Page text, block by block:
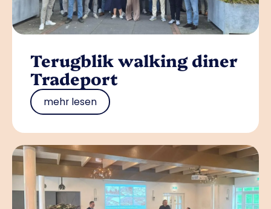
Terugblik walking diner
Tradeport
mehr lesen